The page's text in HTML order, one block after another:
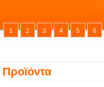
1 2 3 4 5 6
Προϊόντα